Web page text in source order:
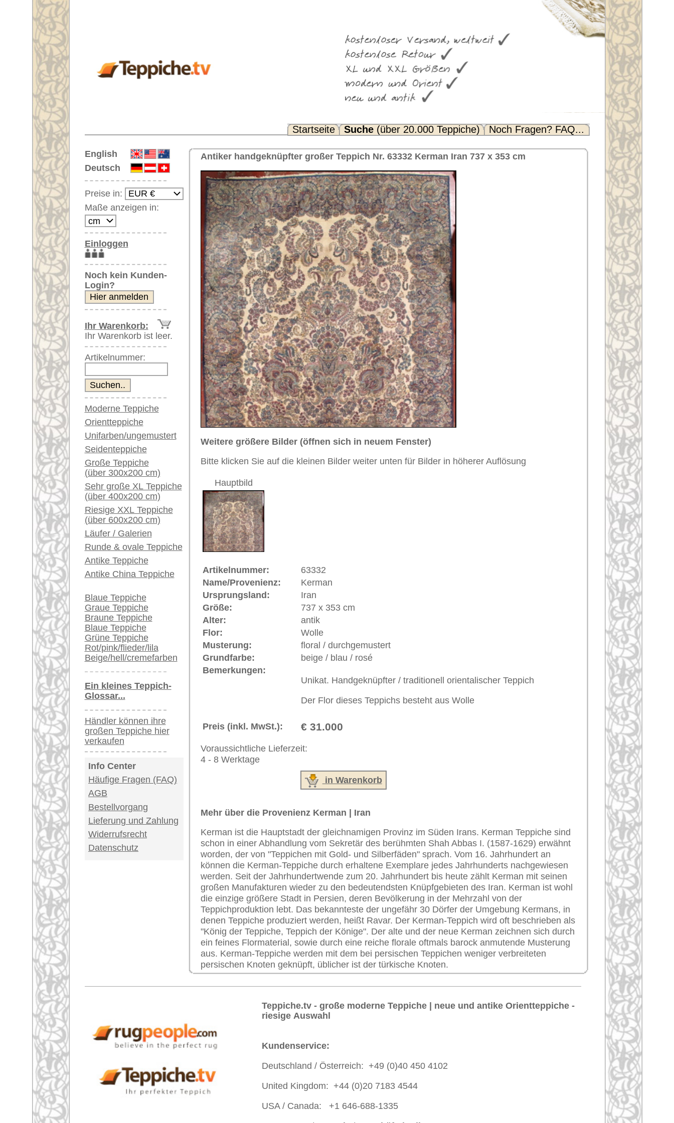
Noch Fragen? FAQ...
English
Deutsch
Preise in:
Maße anzeigen in:
Einloggen
Noch kein Kunden-
Login?
Ihr Warenkorb:
Ihr Warenkorb ist leer.
Artikelnummer:
Moderne Teppiche
Orientteppiche
Unifarben/ungemustert
Seidenteppiche
Große Teppiche
(über 300x200 cm)
Sehr große XL Teppiche
(über 400x200 cm)
Riesige XXL Teppiche
(über 600x200 cm)
Läufer / Galerien
Runde & ovale Teppiche
Antike Teppiche
Antike China Teppiche
Blaue Teppiche
Graue Teppiche
Braune Teppiche
Blaue Teppiche
Grüne Teppiche
Rot/pink/flieder/lila
Beige/hell/cremefarben
Ein kleines Teppich-
Glossar...
Händler können ihre
großen Teppiche hier
verkaufen
Info Center
Häufige Fragen (FAQ)
AGB
Bestellvorgang
Lieferung und Zahlung
Widerrufsrecht
Datenschutz
Weitere größere Bilder (öffnen sich in neuem Fenster)
Bitte klicken Sie auf die kleinen Bilder weiter unten für Bilder in höherer Auflösung
Hauptbild
63332
Kerman
Ursprungsland:
Iran
Größe:
737 x 353 cm
Alter: antik
Flor:
Wolle
Grundfarbe: beige / blau / rosé
Bemerkungen:
Preis (inkl. MwSt.): € 31.000
Voraussichtliche Lieferzeit:
4 - 8 Werktage
in Warenkorb
Mehr über die Provenienz Kerman | Iran
schon in einer Abhandlung vom Sekretär des berühmten Shah Abbas I. (1587-1629) erwähnt
worden, der von "Teppichen mit Gold- und Silberfäden" sprach. Vom 16. Jahrhundert an
können die Kerman-Teppiche durch erhaltene Exemplare jedes Jahrhunderts nachgewiesen
werden. Seit der Jahrhundertwende zum 20. Jahrhundert bis heute zählt Kerman mit seinen
großen Manufakturen wieder zu den bedeutendsten Knüpfgebieten des Iran. Kerman ist wohl
die einzige größere Stadt in Persien, deren Bevölkerung in der Mehrzahl von der
Teppichproduktion lebt. Das bekannteste der ungefähr 30 Dörfer der Umgebung Kermans, in
denen Teppiche produziert werden, heißt Ravar. Der Kerman-Teppich wird oft beschrieben als
"König der Teppiche, Teppich der Könige". Der alte und der neue Kerman zeichnen sich durch
ein feines Flormaterial, sowie durch eine reiche florale oftmals barock anmutende Musterung
aus. Kerman-Teppiche werden mit dem bei persischen Teppichen weniger verbreiteten
persischen Knoten geknüpft, üblicher ist der türkische Knoten.
Teppiche.tv - große moderne Teppiche | neue und antike Orientteppiche -
United Kingdom: +44 (0)20 7183 4544
Impressum|Kontakt|Geschäftsbedingungen